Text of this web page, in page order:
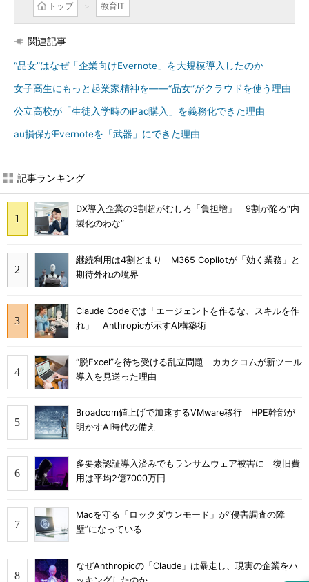
トップ 教育IT
関連記事
“品女”はなぜ「企業向けEvernote」を大規模導入したのか
女子高生にもっと起業家精神を――“品女”がクラウドを使う理由
公立高校が「生徒入学時のiPad購入」を義務化できた理由
au損保がEvernoteを「武器」にできた理由
記事ランキング
DX導入企業の3割超がむしろ「負担増」 9割が陥る“内
製化のわな”
継続利用は4割どまり M365 Copilotが「効く業務」と
期待外れの境界
Claude Codeでは「エージェントを作るな、スキルを作
れ」 Anthropicが示すAI構築術
“脱Excel”を待ち受ける乱立問題 カカクコムが新ツール
導入を見送った理由
Broadcom値上げで加速するVMware移行 HPE幹部が
明かすAI時代の備え
多要素認証導入済みでもランサムウェア被害に 復旧費
用は平均2億7000万円
Macを守る「ロックダウンモード」が“侵害調査の障
壁”になっている
なぜAnthropicの「Claude」は暴走し、現実の企業をハ